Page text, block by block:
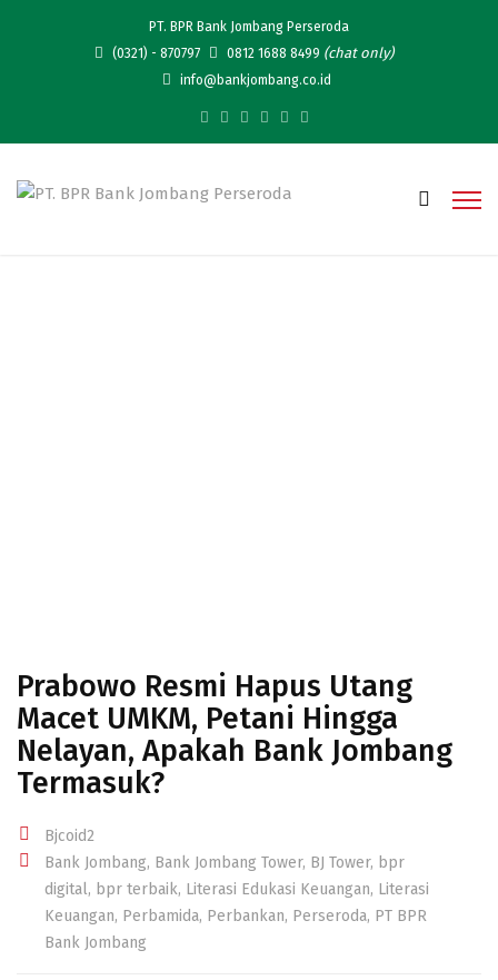
PT. BPR Bank Jombang Perseroda
(0321) - 870797
0812 1688 8499 (chat only)
info@bankjombang.co.id
Prabowo Resmi Hapus Utang
Macet UMKM, Petani Hingga
Nelayan, Apakah Bank Jombang
Termasuk?
Bjcoid2
Bank Jombang, Bank Jombang Tower, BJ Tower, bpr
digital, bpr terbaik, Literasi Edukasi Keuangan, Literasi
Keuangan, Perbamida, Perbankan, Perseroda, PT BPR
Bank Jombang